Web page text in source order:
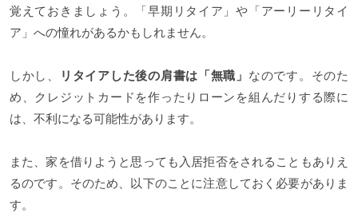
覚えておきましょう。「早期リタイア」や「アーリーリタイ
ア」への憧れがあるかもしれません。
しかし、 リタイアした後の肩書は「無職」 なのです。そのた
め、クレジットカードを作ったりローンを組んだりする際に
は、不利になる可能性があります。
また、家を借りようと思っても入居拒否をされることもありえ
るのです。そのため、以下のことに注意しておく必要がありま
す。